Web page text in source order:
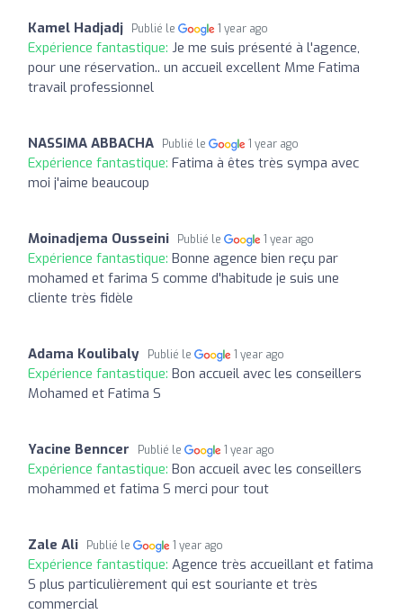
Kamel Hadjadj Publié le 1 year ago
Expérience fantastique: Je me suis présenté à l'agence,
pour une réservation.. un accueil excellent Mme Fatima
travail professionnel
NASSIMA ABBACHA Publié le 1 year ago
Expérience fantastique: Fatima à êtes très sympa avec
moi j'aime beaucoup
Moinadjema Ousseini Publié le 1 year ago
Expérience fantastique: Bonne agence bien reçu par
mohamed et farima S comme d'habitude je suis une
cliente très fidèle
Adama Koulibaly Publié le 1 year ago
Expérience fantastique: Bon accueil avec les conseillers
Mohamed et Fatima S
Yacine Benncer Publié le 1 year ago
Expérience fantastique: Bon accueil avec les conseillers
mohammed et fatima S merci pour tout
Zale Ali Publié le 1 year ago
Expérience fantastique: Agence très accueillant et fatima
S plus particulièrement qui est souriante et très
commercial